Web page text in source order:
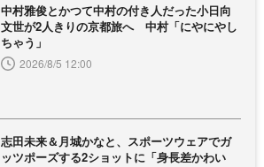
中村雅俊とかつて中村の付き人だった小日向
文世が2人きりの京都旅へ 中村「にやにやし
ちゃう」
2026/8/5 12:00
志田未来＆月城かなと、スポーツウェアでガ
ッツポーズする2ショットに「身長差かわい